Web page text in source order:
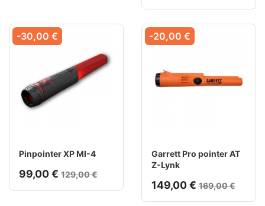
Pinpointer XP MI-4
99,00 € 129,00 €
-30,00 €
Garrett Pro pointer AT
Z-Lynk
149,00 € 169,00 €
-20,00 €